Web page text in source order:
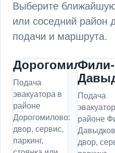
Выберите
или соседний район
подачи и маршрута.
Дорогомилово
Подача
эвакуатора в
районе
Дорогомилово:
двор, сервис,
паркинг,
Фили-
Подача
районе
двор,